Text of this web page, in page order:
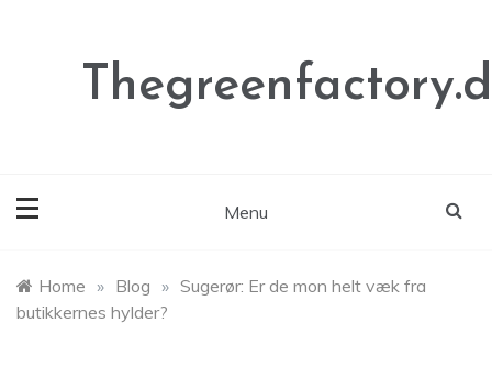
Menu
Home » Blog » Sugerør: Er de mon helt væk fra
butikkernes hylder?